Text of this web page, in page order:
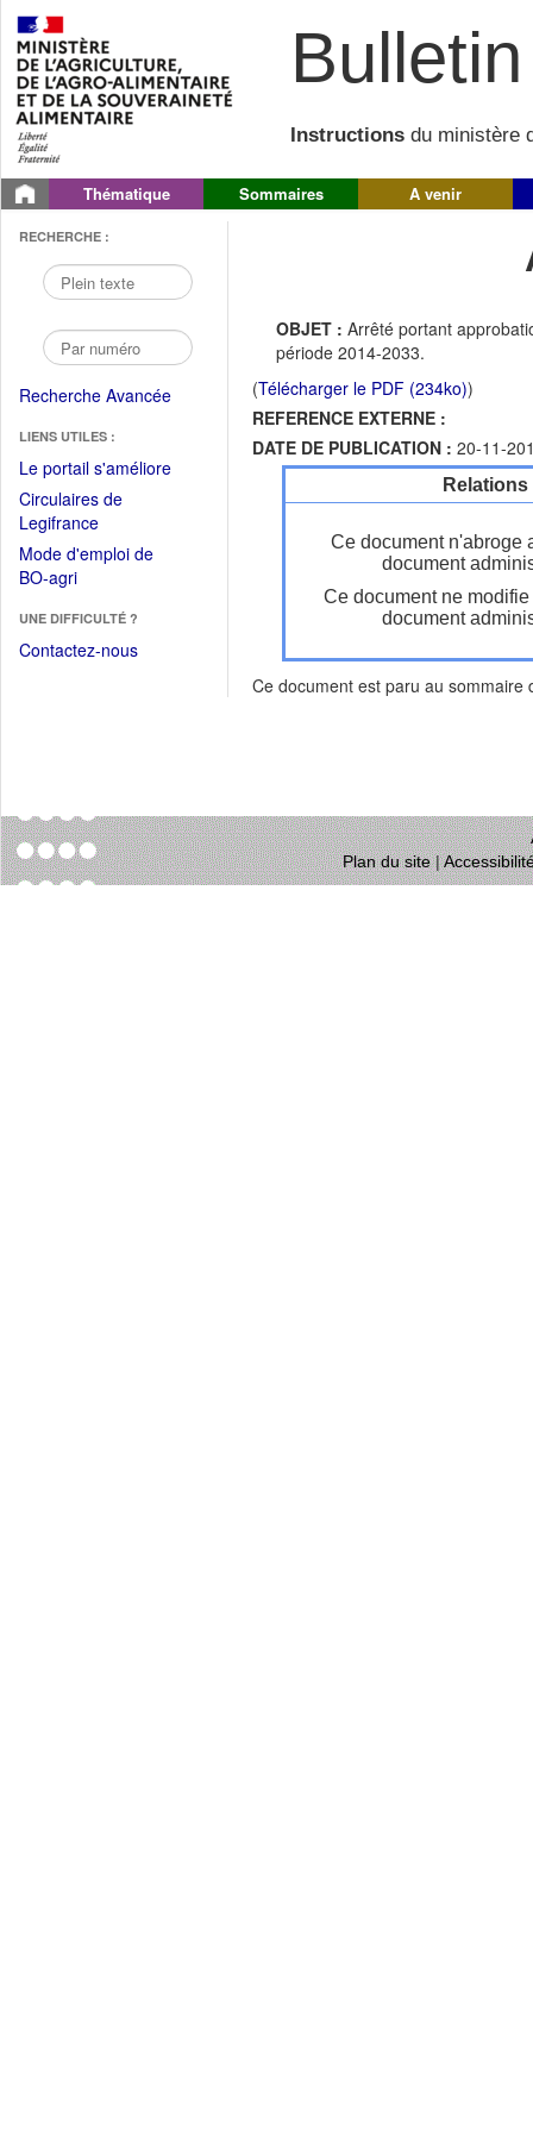
Instructions du ministère
Thématique Sommaires A venir
RECHERCHE :
Recherche Avancée
LIENS UTILES :
Le portail s'améliore(Fichier
Circulaires de
Legifrance(Ouvrir
dans
une
fenêtre)
Mode d'emploi de
BO-agri(Ouvrir
une
nouvelle
UNE DIFFICULTÉ ?
Contactez-nous
OBJET : Arrêté portant
période 2014-2033.
(Télécharger le PDF (234ko))
REFERENCE EXTERNE :
DATE DE PUBLICATION : 20-11-
Ce document n'abroge
document
Ce document ne
document
Ce document est paru au sommaire
Plan du site|